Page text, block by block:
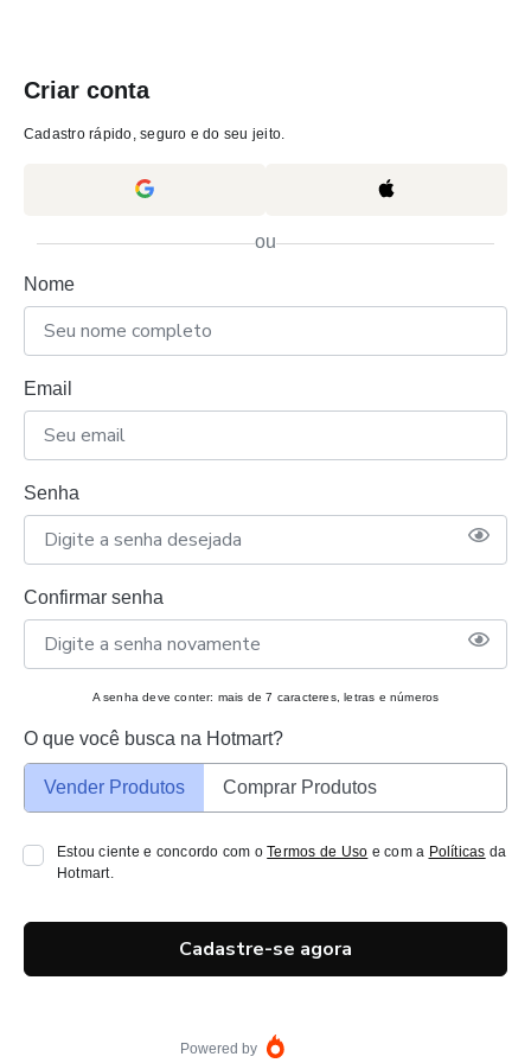
Criar conta
Cadastro rápido, seguro e do seu jeito.
ou
Nome
Email
Senha
Confirmar senha
A senha deve conter: mais de 7 caracteres, letras e números
O que você busca na Hotmart?
Vender Produtos Comprar Produtos
Estou ciente e concordo com oTermos de Uso e com a Políticas da
Hotmart.
Cadastre-se agora
Powered by